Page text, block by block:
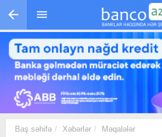
Skip to main content
Baş səhifə Xəbərlər Məqalələr